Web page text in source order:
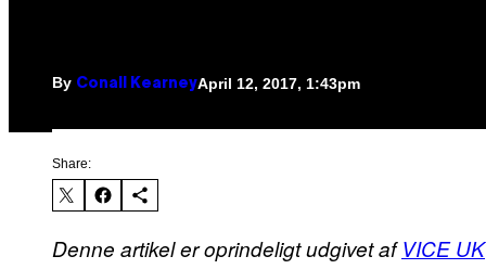
By Conall KearneyApril 12, 2017, 1:43pm
Share:
Denne artikel er oprindeligt udgivet afVICE UK